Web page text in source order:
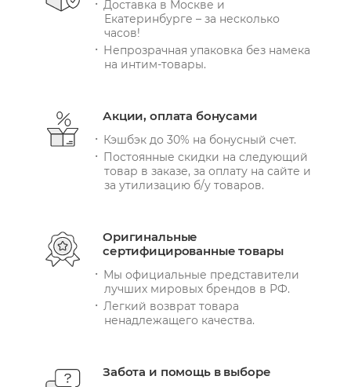
Доставка в Москве и
Екатеринбурге – за несколько
часов!
Непрозрачная упаковка без намека
на интим-товары.
Акции, оплата бонусами
Кэшбэк до 30% на бонусный счет.
Постоянные скидки на следующий
товар в заказе, за оплату на сайте и
за утилизацию б/у товаров.
Оригинальные
сертифицированные товары
Мы официальные представители
лучших мировых брендов в РФ.
Легкий возврат товара
ненадлежащего качества.
Забота и помощь в выборе